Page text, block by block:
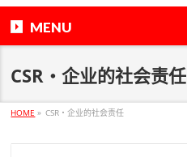
MENU
CSR・企业的社会责任
HOME » CSR・企业的社会责任